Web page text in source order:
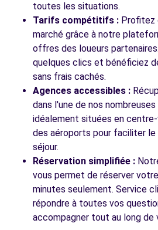
toutes les situations.
Tarifs compétitifs : Profitez
marché grâce à notre
offres des loueurs
quelques clics et bénéficiez
sans frais cachés.
Agences accessibles :
dans l'une de nos
idéalement situées en
des aéroports pour faciliter
séjour.
Réservation simplifiée :
vous permet de réserver
minutes seulement. Service
répondre à toutes vos
accompagner tout au long de